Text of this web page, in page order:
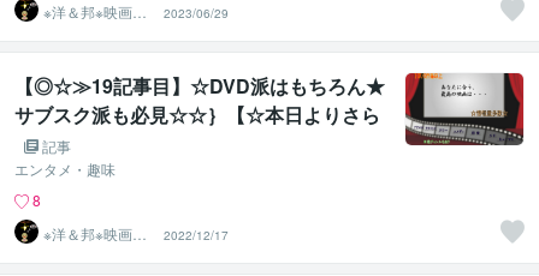
※洋＆邦※映画10
00作以上鑑賞済
のST
2023/06/29
【◎☆≫19記事目】☆DVD派はもちろん★
サブスク派も必見☆☆｝【☆本日よりさら
にパワーアップした映画紹介☆☆新サービ
ス開始☆★】
記事
エンタメ・趣味
8
※洋＆邦※映画10
00作以上鑑賞済
のST
2022/12/17